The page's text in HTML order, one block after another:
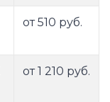
от 510 руб.
от 1 210 руб.